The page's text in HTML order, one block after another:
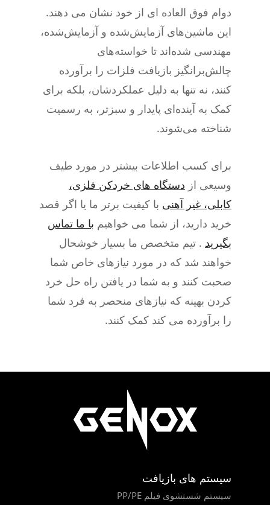
دوام فوق العاده ای از خود نشان می دهند.
این ماشین‌های آزمایش‌شده و آزمایش‌شده،
مهندسی شده‌اند تا خواسته‌های
چالش‌برانگیز بازیافت فلزات را برآورده
کنند، نه تنها به دلیل عملکردشان، بلکه برای
کمک به آینده‌ای پایدار و سبزتر، به رسمیت
شناخته می‌شوند.
برای کسب اطلاعات بیشتر در مورد طیف
وسیعی از دستگاه های خردکن فلزی،
کابلی، غیر آهنی با کیفیت برتر ما یا اگر قصد
خرید دارید، از شما می خواهیم با ما تماس
بگیرید . تیم متخصص ما بسیار خوشحال
خواهند شد که در مورد نیازهای خاص شما
صحبت کنند و به شما در یافتن راه حل خرد
کردن بهینه که نیازهای منحصر به فرد شما
را برآورده می کند کمک کنند.
سیستم های بازیافت
سیستم شستشوی فیلم PP/PE